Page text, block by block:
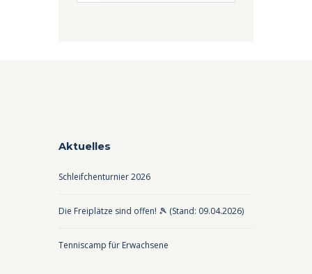
Aktuelles
Schleifchenturnier 2026
Die Freiplätze sind offen! 🎾 (Stand: 09.04.2026)
Tenniscamp für Erwachsene